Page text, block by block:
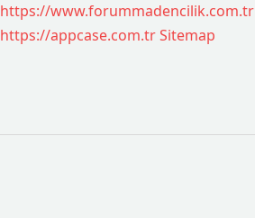
https://www.forummadencilik.com.tr
https://appcase.com.trSitemap